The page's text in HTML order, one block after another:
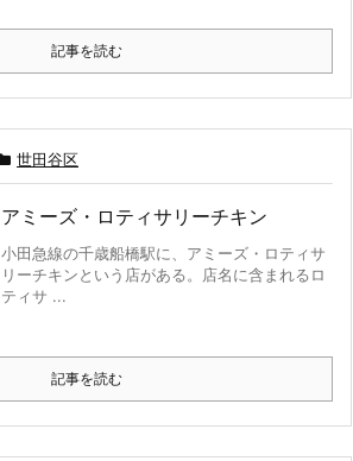
記事を読む
世田谷区
アミーズ・ロティサリーチキン
小田急線の千歳船橋駅に、アミーズ・ロティサ
リーチキンという店がある。店名に含まれるロ
ティサ ...
記事を読む